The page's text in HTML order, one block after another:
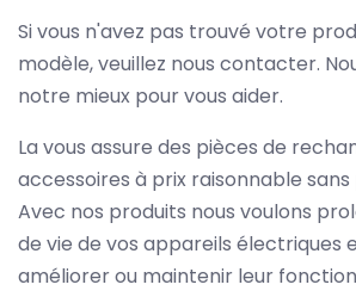
Si vous n'avez pas trouvé votre
modèle, veuillez nous contacter.
notre mieux pour vous aider.
La vous assure des pièces de
accessoires à prix raisonnable
Avec nos produits nous voulons
de vie de vos appareils électriques
améliorer ou maintenir leur